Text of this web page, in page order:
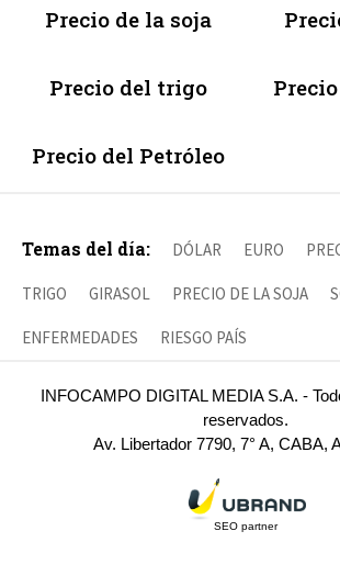
Precio de la soja
Precio del trigo
Precio del Petróleo
Temas del día: DÓLAR EURO
TRIGO GIRASOL PRECIO DE LA SOJA
ENFERMEDADES RIESGO PAÍS
INFOCAMPO DIGITAL MEDIA S.A. -
reservados.
Av. Libertador 7790, 7° A, CABA,
SEO partner